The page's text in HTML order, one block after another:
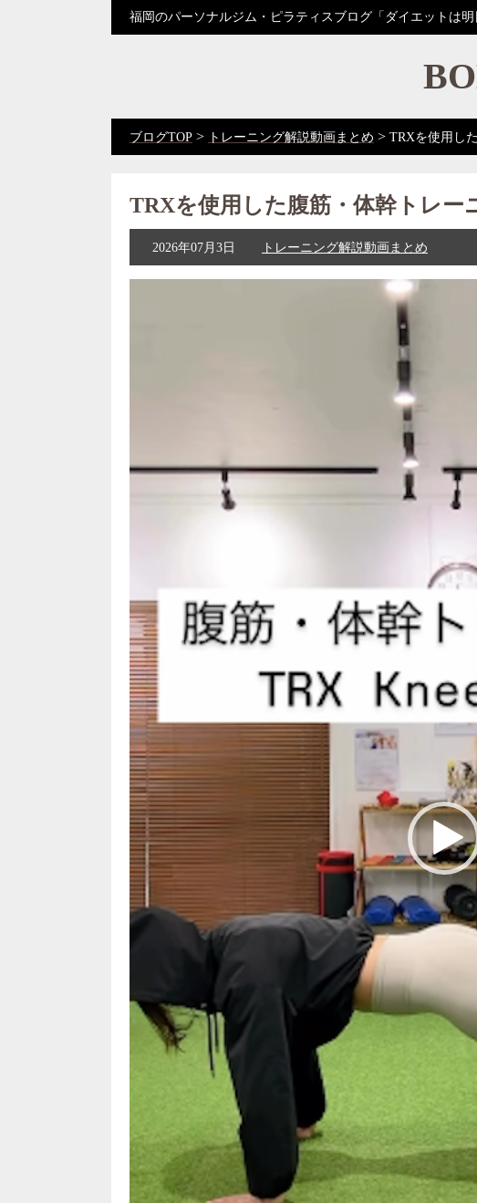
福岡のパーソナルジム・ピラティスブログ「ダイエットは明
ブログTOP > トレーニング解説動画まとめ > TRXを使用し
TRXを使用した腹筋・体幹トレー
2026年07月3日 トレーニング解説動画まとめ